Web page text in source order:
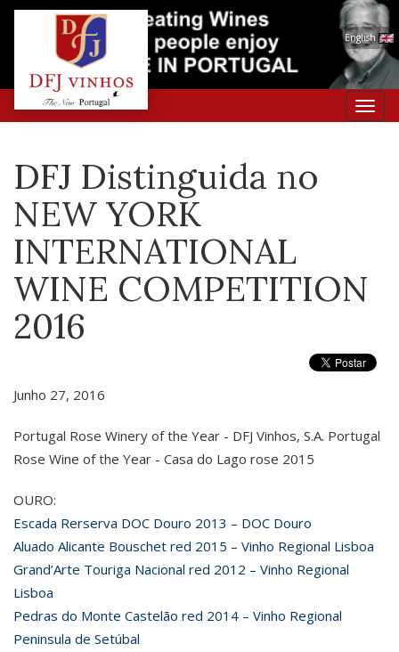
English
DFJ Distinguida no
NEW YORK
INTERNATIONAL
WINE COMPETITION
2016
Junho 27, 2016
Portugal Rose Winery of the Year - DFJ Vinhos, S.A. Portugal
Rose Wine of the Year - Casa do Lago rose 2015
OURO:
Escada Rerserva DOC Douro 2013 – DOC Douro
Aluado Alicante Bouschet red 2015 – Vinho Regional Lisboa
Grand’Arte Touriga Nacional red 2012 – Vinho Regional
Lisboa
Pedras do Monte Castelão red 2014 – Vinho Regional
Peninsula de Setúbal